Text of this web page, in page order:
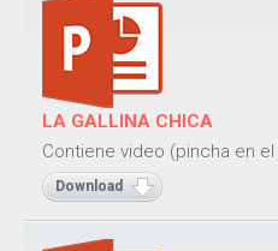
Catalán
Adivinanzas
Cuentos
Trabalenguas
Vocabulario
Juegos
LA GALLINA CHICA
Contiene video (pincha en
Download